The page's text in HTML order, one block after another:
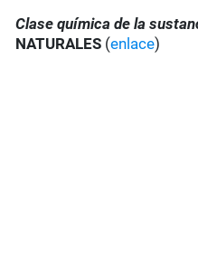
Clase química de la
NATURALES (enlace)